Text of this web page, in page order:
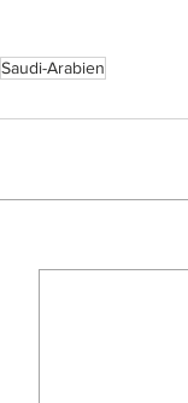
Saudi-Arabien